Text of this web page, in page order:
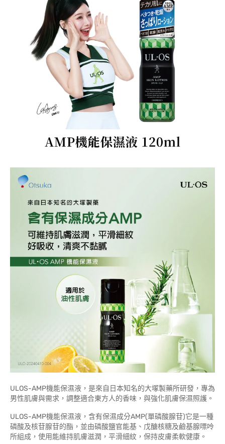
ULOS-AMP機能保濕液，是來自日本知名的大塚製藥所研發，專為
男性肌膚與需求，調整適合東方人的香味，與強化肌膚保濕照護。
ULOS-AMP機能保濕液，含有保濕成分AMP(單磷酸腺苷)它是一種
磷酸及核苷腺苷的酯，並由磷酸鹽官能基、戊醣核糖及鹼基腺嘌呤
所組成，使用能維持肌膚滋潤，平滑細紋，保持皮膚柔軟健康。